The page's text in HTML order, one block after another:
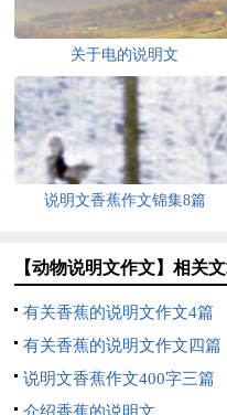
关于电的说明文
说明文香蕉作文锦集8篇
【动物说明文作文】相关文
有关香蕉的说明文作文4篇
有关香蕉的说明文作文四篇
说明文香蕉作文400字三篇
介绍香蕉的说明文